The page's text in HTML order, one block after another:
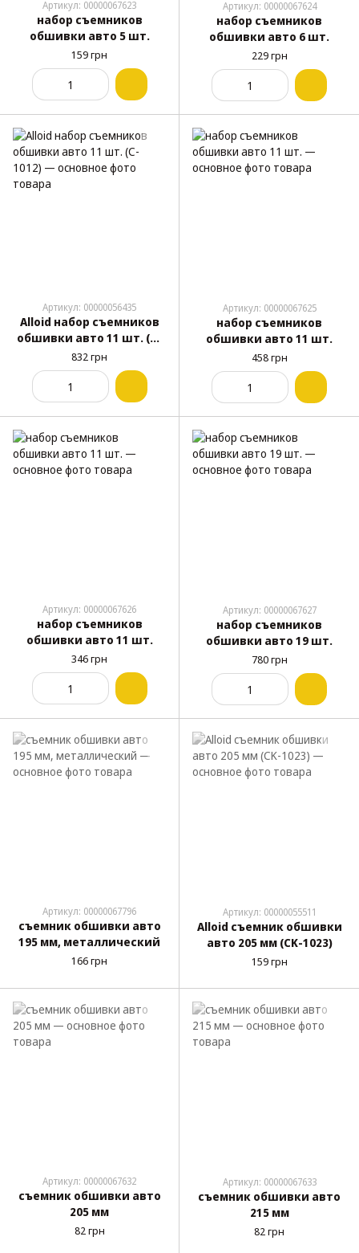
Артикул: 00000067623
набор съемников
обшивки авто 5 шт.
159 грн
Артикул: 00000067624
набор съемников
обшивки авто 6 шт.
229 грн
Артикул: 00000056435
Alloid набор съемников
обшивки авто 11 шт. (C-
1012)
832 грн
Артикул: 00000067625
набор съемников
обшивки авто 11 шт.
458 грн
Артикул: 00000067626
набор съемников
обшивки авто 11 шт.
346 грн
Артикул: 00000067627
набор съемников
обшивки авто 19 шт.
780 грн
Артикул: 00000067796
съемник обшивки авто
195 мм, металлический
166 грн
Артикул: 00000055511
Alloid съемник обшивки
авто 205 мм (CK-1023)
159 грн
Артикул: 00000067632
съемник обшивки авто
205 мм
82 грн
Артикул: 00000067633
съемник обшивки авто
215 мм
82 грн